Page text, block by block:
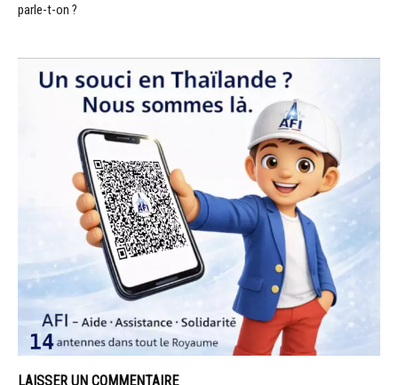
parle-t-on ?
LAISSER UN COMMENTAIRE